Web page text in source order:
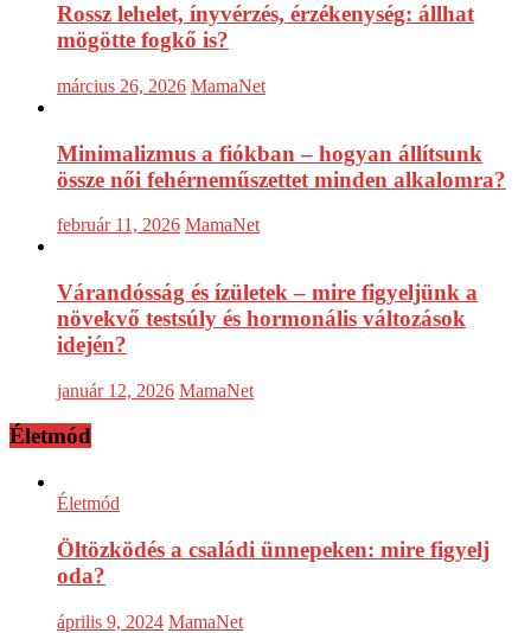
Rossz lehelet, ínyvérzés, érzékenység: állhat
mögötte fogkő is?
március 26, 2026 MamaNet
Minimalizmus a fiókban – hogyan állítsunk
össze női fehérneműszettet minden alkalomra?
február 11, 2026 MamaNet
Várandósság és ízületek – mire figyeljünk a
növekvő testsúly és hormonális változások
idején?
január 12, 2026 MamaNet
Életmód
Életmód
Öltözködés a családi ünnepeken: mire figyelj
oda?
április 9, 2024 MamaNet